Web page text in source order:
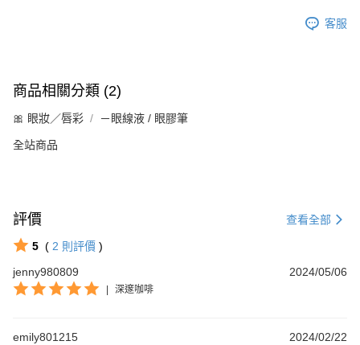
客服
商品相關分類 (2)
🎀 眼妝／唇彩 －眼線液 / 眼膠筆
全站商品
評價 查看全部
5 ( 2 則評價 )
jenny980809
2024/05/06
深邃咖啡
emily801215 2024/02/22